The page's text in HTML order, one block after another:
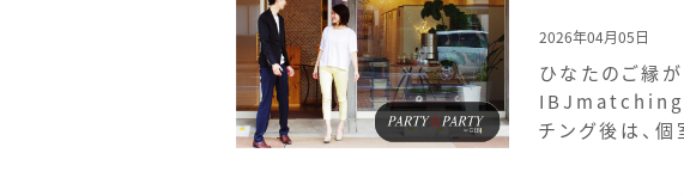
2026年04月05日
ひなたのご縁
IBJmatching
チング後は、個